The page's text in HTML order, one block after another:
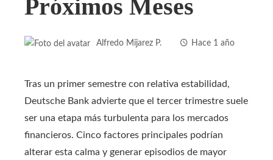
Próximos Meses
Alfredo Mijarez P. Hace 1 año
Tras un primer semestre con relativa estabilidad,
Deutsche Bank advierte que el tercer trimestre suele
ser una etapa más turbulenta para los mercados
financieros. Cinco factores principales podrían
alterar esta calma y generar episodios de mayor